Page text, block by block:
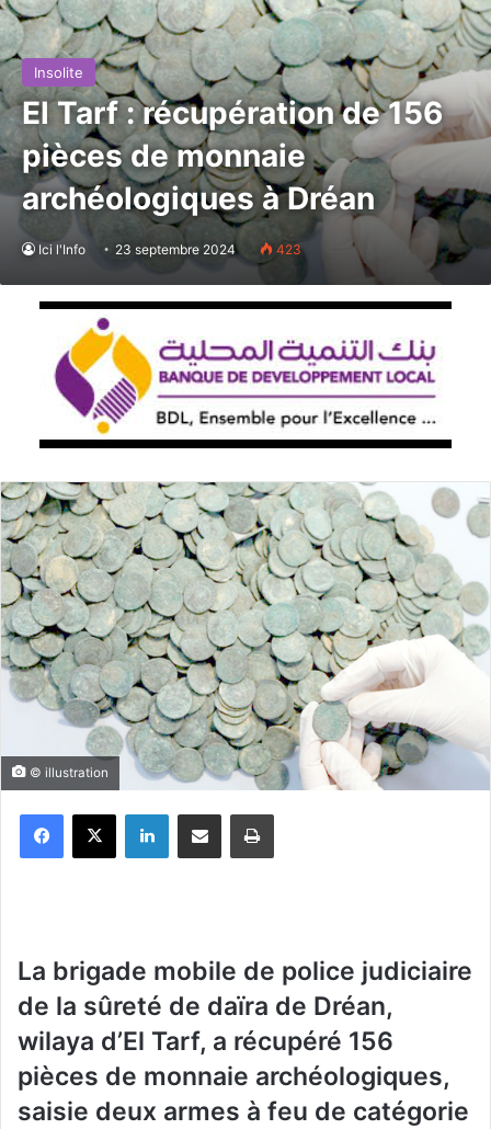
Insolite
El Tarf : récupération de 156
pièces de monnaie
archéologiques à Dréan
Ici l'Info 23 septembre 2024 423
© illustration
La brigade mobile de police judiciaire
de la sûreté de daïra de Dréan,
wilaya d’El Tarf, a récupéré 156
pièces de monnaie archéologiques,
saisie deux armes à feu de catégorie